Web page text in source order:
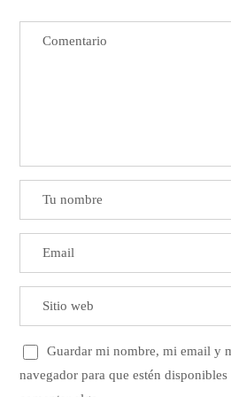
Guardar mi nombre, mi email y
navegador para que estén